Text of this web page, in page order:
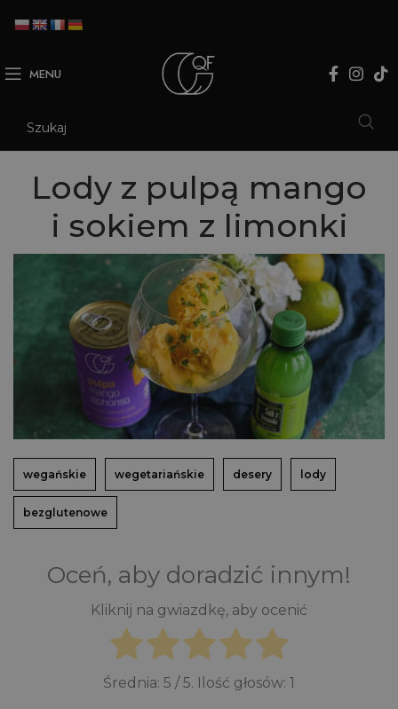
MENU
Lody z pulpą mango
i sokiem z limonki
wegańskie wegetariańskie desery lody
bezglutenowe
Oceń, aby doradzić innym!
Kliknij na gwiazdkę, aby ocenić
Średnia: 5 / 5. Ilość głosów: 1